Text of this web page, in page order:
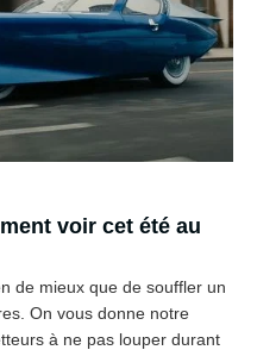
voir cet été au
de mieux que de souffler un
On vous donne notre
à ne pas louper durant